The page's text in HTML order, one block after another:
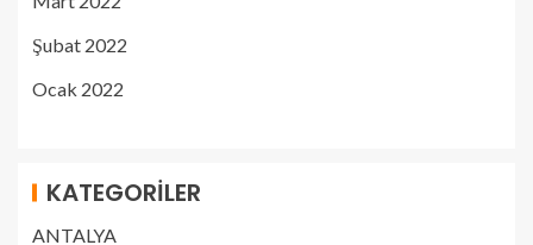
Şubat 2022
Ocak 2022
KATEGORILER
ANTALYA